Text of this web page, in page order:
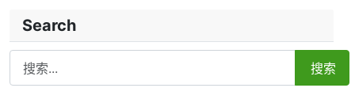
Search
Search
搜索